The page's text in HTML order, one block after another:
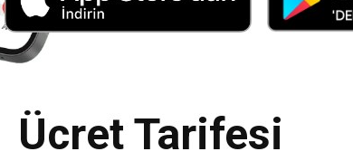
Ücret Tarifesi